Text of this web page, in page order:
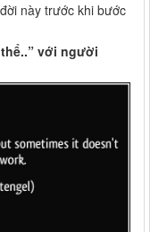
này trước khi bước
với người